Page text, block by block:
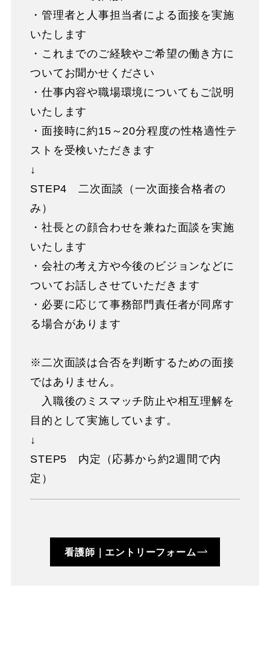
・管理者と人事担当者による面接を実施
いたします
・これまでのご経験やご希望の働き方に
ついてお聞かせください
・仕事内容や職場環境についてもご説明
いたします
・面接時に約15～20分程度の性格適性テ
ストを受検いただきます
↓
STEP4 二次面談（一次面接合格者の
み）
・社長との顔合わせを兼ねた面談を実施
いたします
・会社の考え方や今後のビジョンなどに
ついてお話しさせていただきます
・必要に応じて事務部門責任者が同席す
る場合があります
※二次面談は合否を判断するための面接
ではありません。
入職後のミスマッチ防止や相互理解を
目的として実施しています。
↓
STEP5 内定（応募から約2週間で内
定）
看護師｜エントリーフォーム